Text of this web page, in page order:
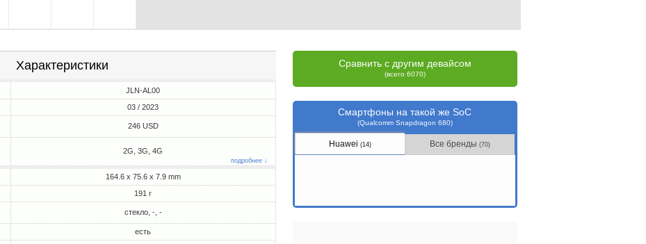
Характеристики
JLN-AL00
03 / 2023
246 USD
2G, 3G, 4G
подробнее ↓
164.6 x 75.6 x 7.9 mm
191 г
стекло, -, -
есть
Сравнить с другим девайсом
(всего 6070)
Смартфоны на такой же SoC
(Qualcomm Snapdragon 680)
Huawei (14) Все бренды (70)